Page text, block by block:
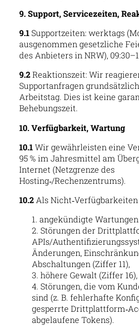
9. Support, Servicezeiten,
9.1Supportzeiten: werktags
ausgenommen gesetzliche
des Anbieters in NRW),
9.2Reaktionszeit: Wir
Supportanfragen
Arbeitstag. Dies ist keine
Behebungszeit.
10. Verfügbarkeit, Wartung
10.1Wir gewährleisten eine
95 % im Jahresmittel am
Internet (Netzgrenze des
Hosting‑/Rechenzentrums).
10.2 Als
angekündigte Wartungen
Störungen der
APIs/
Änderungen,
Abschaltungen (Ziffer 11),
höhere Gewalt (Ziffer 16),
Störungen, die vom
sind (z. B. fehlerhafte
gesperrte
abgelaufene Tokens).